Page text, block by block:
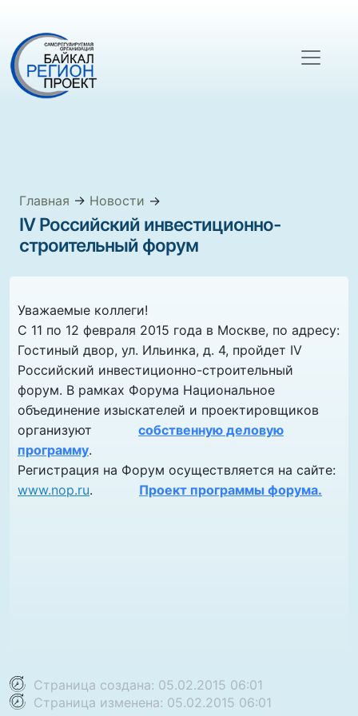
Главная → Новости →
IV Российский инвестиционно-
строительный форум
Уважаемые коллеги!
С 11 по 12 февраля 2015 года в Москве, по адресу:
Гостиный двор, ул. Ильинка, д. 4, пройдет IV
Российский инвестиционно-строительный
форум. В рамках Форума Национальное
объединение изыскателей и проектировщиков
организуют
собственную деловую
программу.
Регистрация на Форум осуществляется на сайте:
www.nop.ru. Проект программы форума.
Страница создана: 05.02.2015 06:01
Страница изменена: 05.02.2015 06:01